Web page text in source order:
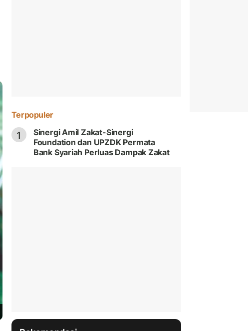
Terpopuler
1
Sinergi Amil Zakat-Sinergi
Foundation dan UPZDK Permata
Bank Syariah Perluas Dampak Zakat